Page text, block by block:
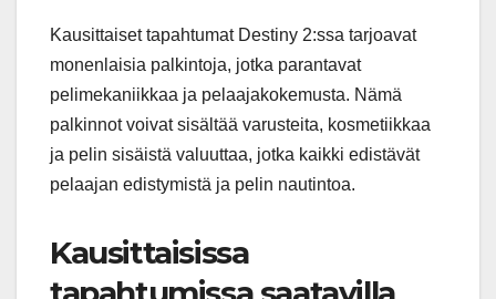
Kausittaiset tapahtumat Destiny 2:ssa tarjoavat
monenlaisia palkintoja, jotka parantavat
pelimekaniikkaa ja pelaajakokemusta. Nämä
palkinnot voivat sisältää varusteita, kosmetiikkaa
ja pelin sisäistä valuuttaa, jotka kaikki edistävät
pelaajan edistymistä ja pelin nautintoa.
Kausittaisissa